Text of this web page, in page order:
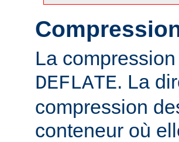
La
DEFLATE. La
compression
conteneur où